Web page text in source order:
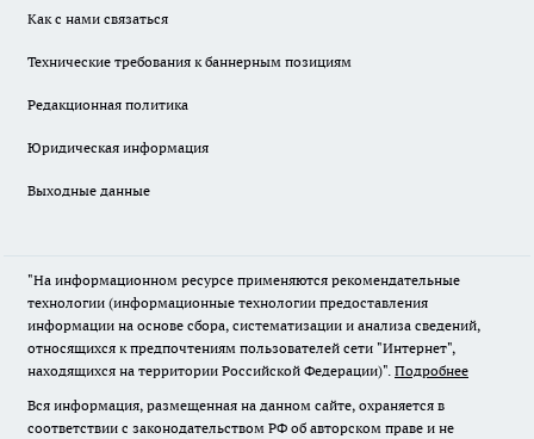
Как с нами связаться
Технические требования к баннерным позициям
Редакционная политика
Юридическая информация
Выходные данные
"На информационном ресурсе применяются рекомендательные
технологии (информационные технологии предоставления
информации на основе сбора, систематизации и анализа сведений,
относящихся к предпочтениям пользователей сети "Интернет",
находящихся на территории Российской Федерации)". Подробнее
Вся информация, размещенная на данном сайте, охраняется в
соответствии с законодательством РФ об авторском праве и не